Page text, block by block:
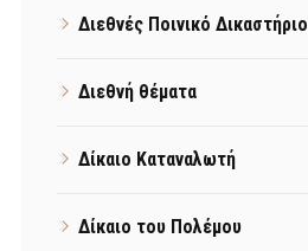
Διεθνές Ποινικό Δικαστήριο
Διεθνή θέματα
Δίκαιο Καταναλωτή
Δίκαιο του Πολέμου